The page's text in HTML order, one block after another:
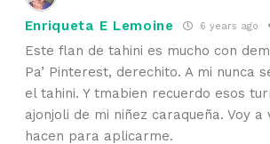
Enriqueta E Lemoine 6 years ago
Este flan de tahini es mucho con
Pa’ Pinterest, derechito. A mi nunca
el tahini. Y tmabien recuerdo esos
ajonjoli de mi niñez caraqueña. Voy a
hacen para aplicarme.